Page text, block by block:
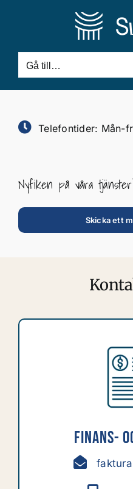
Gå till…
Telefontider: Mån-
Nyfiken på våra
Skicka ett
Finans-